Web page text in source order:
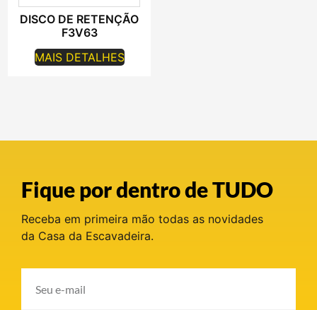
DISCO DE RETENÇÃO
F3V63
MAIS DETALHES
Fique por dentro de TUDO
Receba em primeira mão todas as novidades
da Casa da Escavadeira.